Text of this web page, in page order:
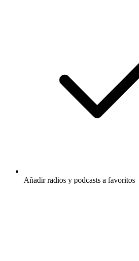
Añadir radios y podcasts a favoritos